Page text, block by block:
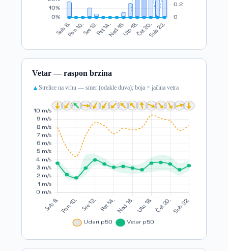
Vetar — raspon brzina
▲ Strelice na vrhu — smer (odakle duva); boja = jačina vetra